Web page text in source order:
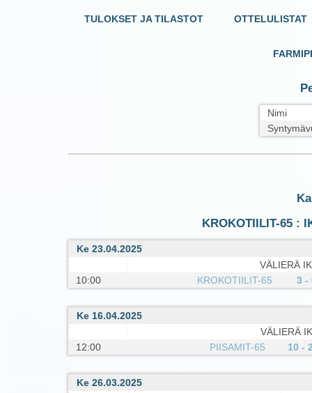
TULOKSET JA TILASTOT OTTELULISTAT
Nimi
KROKOTIILIT-65 :
Ke 23.04.2025
VÄLIERÄ
10:00
KROKOTIILIT-65 3 -
Ke 16.04.2025
VÄLIERÄ
12:00
PIISAMIT-65 10 -
Ke 26.03.2025